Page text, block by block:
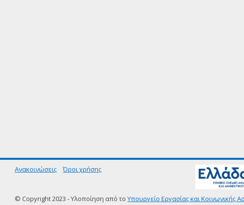
Ανακοινώσεις Όροι χρήσης
© Copyright 2023 - Υλοποίηση από το Υπουργείο Εργασίας και Κοινωνικής